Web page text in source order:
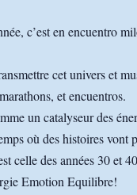
c’est en encuentro
cet univers et
et encuentros.
un catalyseur des
où des histoires vont
celle des années 30 et
Emotion Equilibre!